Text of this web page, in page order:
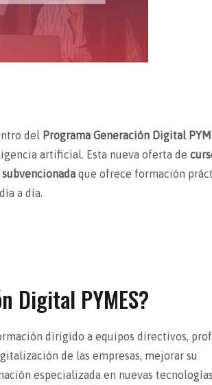
del Programa Generación Digital
artificial. Esta nueva oferta de
subvencionada que ofrece formación
a día.
Digital PYMES?
dirigido a equipos directivos,
de las empresas, mejorar su
especializada en nuevas